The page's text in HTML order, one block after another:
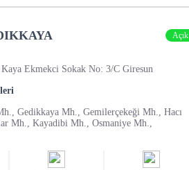
Açık
Ekmekci Sokak No: 3/C Giresun
Gedikkaya Mh., Gemilerçekeği Mh., Hacı
Mh., Kayadibi Mh., Osmaniye Mh.,